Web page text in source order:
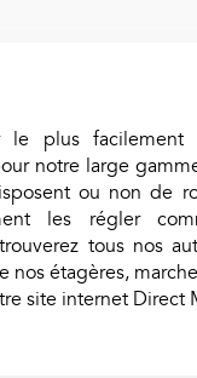
le plus facilement
notre large
ou non de
les régler
tous nos
nos étagères,
site internet Direct